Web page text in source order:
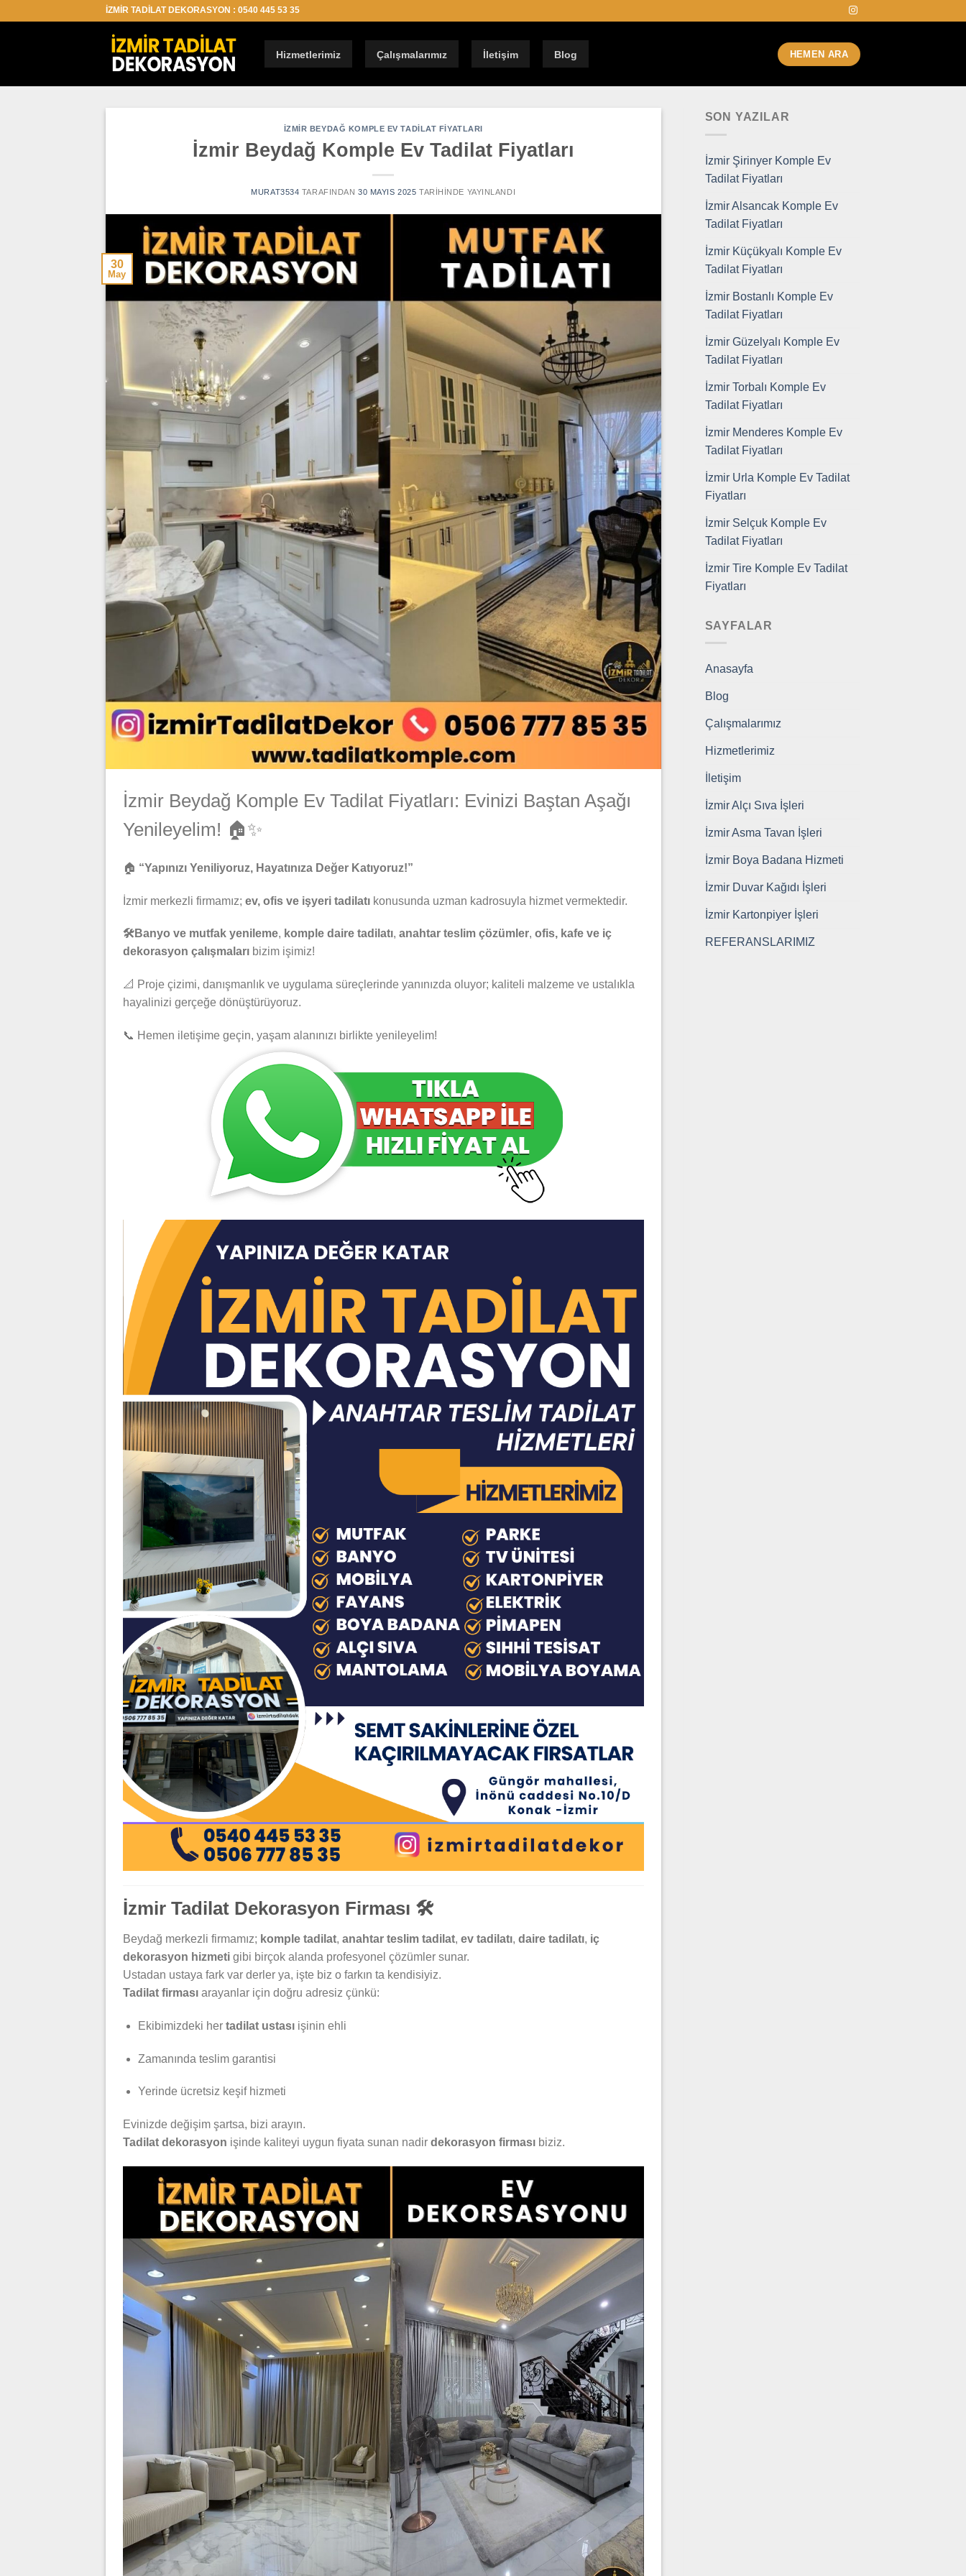
İZMİR TADİLAT DEKORASYON : 0540 445 53 35
Hizmetlerimiz Çalışmalarımız İletişim Blog HEMEN ARA
İZMIR BEYDAĞ KOMPLE EV TADILAT FIYATLARI
İzmir Beydağ Komple Ev Tadilat Fiyatları
MURAT3534 TARAFINDAN 30 MAYIS 2025 TARIHINDE YAYINLANDI
30
May
İzmir Beydağ Komple Ev Tadilat Fiyatları: Evinizi Baştan Aşağı
Yenileyelim! 🏠✨
🏠 “Yapınızı Yeniliyoruz, Hayatınıza Değer Katıyoruz!”
İzmir merkezli firmamız; ev, ofis ve işyeri tadilatı konusunda uzman kadrosuyla hizmet vermektedir.
🛠️Banyo ve mutfak yenileme, komple daire tadilatı, anahtar teslim çözümler, ofis, kafe ve iç
dekorasyon çalışmaları bizim işimiz!
📐 Proje çizimi, danışmanlık ve uygulama süreçlerinde yanınızda oluyor; kaliteli malzeme ve ustalıkla
hayalinizi gerçeğe dönüştürüyoruz.
📞 Hemen iletişime geçin, yaşam alanınızı birlikte yenileyelim!
İzmir Tadilat Dekorasyon Firması 🛠️
Beydağ merkezli firmamız; komple tadilat, anahtar teslim tadilat, ev tadilatı, daire tadilatı, iç
dekorasyon hizmeti gibi birçok alanda profesyonel çözümler sunar.
Ustadan ustaya fark var derler ya, işte biz o farkın ta kendisiyiz.
Tadilat firması arayanlar için doğru adresiz çünkü:
Ekibimizdeki her tadilat ustasıişinin ehli
Zamanında teslim garantisi
Yerinde ücretsiz keşif hizmeti
Evinizde değişim şartsa, bizi arayın.
Tadilat dekorasyon işinde kaliteyi uygun fiyata sunan nadir dekorasyon firması biziz.
SON YAZILAR
İzmir Şirinyer Komple Ev
Tadilat Fiyatları
İzmir Alsancak Komple Ev
Tadilat Fiyatları
İzmir Küçükyalı Komple Ev
Tadilat Fiyatları
İzmir Bostanlı Komple Ev
Tadilat Fiyatları
İzmir Güzelyalı Komple Ev
Tadilat Fiyatları
İzmir Torbalı Komple Ev
Tadilat Fiyatları
İzmir Menderes Komple Ev
Tadilat Fiyatları
İzmir Urla Komple Ev Tadilat
Fiyatları
İzmir Selçuk Komple Ev
Tadilat Fiyatları
İzmir Tire Komple Ev Tadilat
Fiyatları
SAYFALAR
Anasayfa
Blog
Çalışmalarımız
Hizmetlerimiz
İletişim
İzmir Alçı Sıva İşleri
İzmir Asma Tavan İşleri
İzmir Boya Badana Hizmeti
İzmir Duvar Kağıdı İşleri
İzmir Kartonpiyer İşleri
REFERANSLARIMIZ